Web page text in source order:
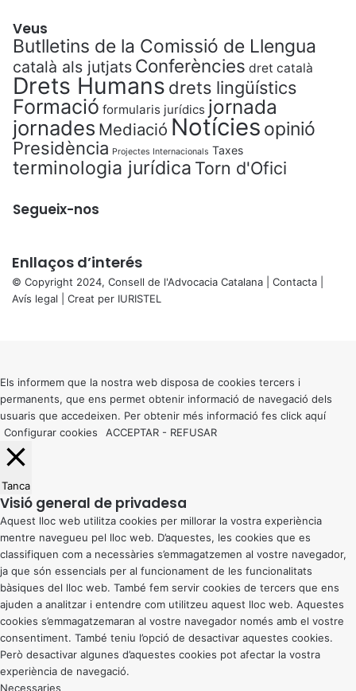
Veus
Butlletins de la Comissió de Llengua
català als jutjats Conferències dret català
Drets Humans drets lingüístics
Formació formularis jurídics jornada
jornades Mediació Notícies opinió
Presidència Projectes Internacionals Taxes
terminologia jurídica Torn d'Ofici
Segueix-nos
Enllaços d’interés
© Copyright 2024, Consell de l'Advocacia Catalana | Contacta
Avís legal | Creat per IURISTEL
button
Els informem que la nostra web disposa de cookies tercers i
permanents, que ens permet obtenir informació de navegació dels
usuaris que accedeixen. Per obtenir més informació fes click aquí
Configurar cookies
ACCEPTAR - REFUSAR
Tanca
Visió general de privadesa
Aquest lloc web utilitza cookies per millorar la vostra experiència
mentre navegueu pel lloc web. D’aquestes, les cookies que es
classifiquen com a necessàries s’emmagatzemen al vostre navegador,
ja que són essencials per al funcionament de les funcionalitats
bàsiques del lloc web. També fem servir cookies de tercers que ens
ajuden a analitzar i entendre com utilitzeu aquest lloc web. Aquestes
cookies s’emmagatzemaran al vostre navegador només amb el vostre
consentiment. També teniu l’opció de desactivar aquestes cookies.
Però desactivar algunes d’aquestes cookies pot afectar la vostra
experiència de navegació.
Necessaries